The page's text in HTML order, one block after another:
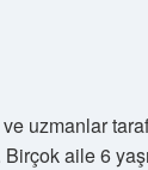
uzmanlar
Birçok aile 6